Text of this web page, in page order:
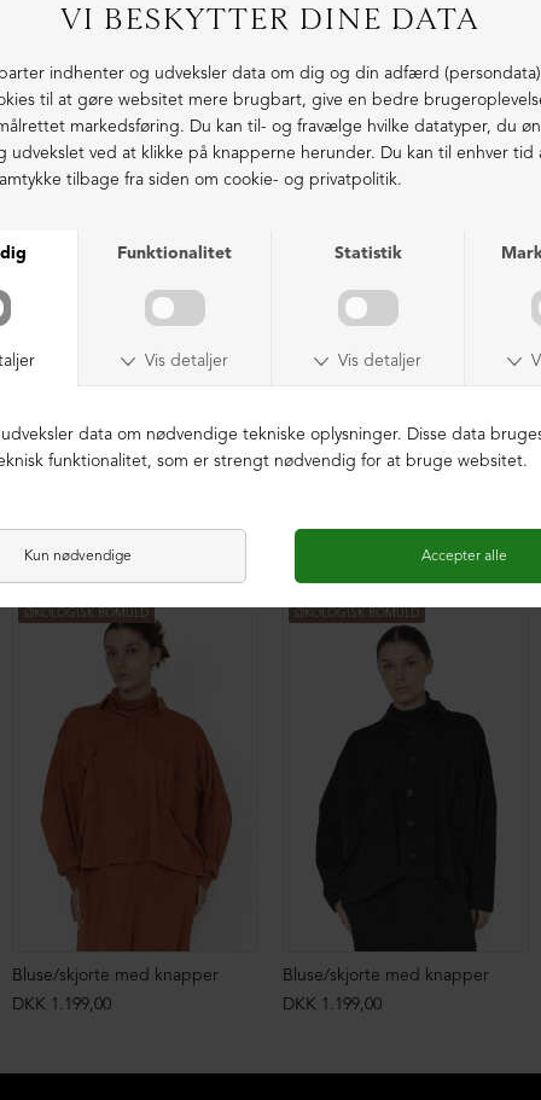
LIGNENDE PRODUKTER
ØKOLOGISK BOMULD ØKOLOGISK BOMULD
ØKOLOGISK BOMULD
Bluse/skjorte med knapper
DKK 1.199,00
ØKOLOGISK BOMULD
Bluse/skjorte med knapper
DKK 1.199,00